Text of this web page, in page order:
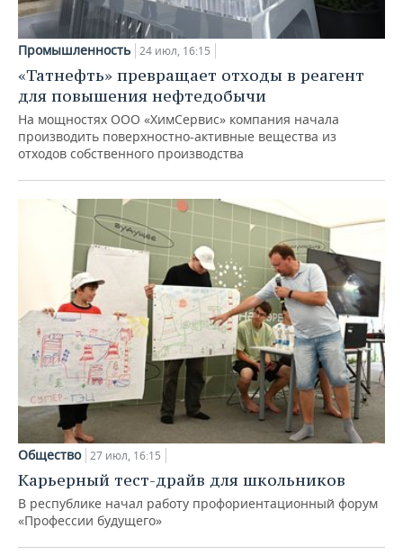
Промышленность 24 июл, 16:15
«Татнефть» превращает отходы в реагент
для повышения нефтедобычи
На мощностях ООО «ХимСервис» компания начала
производить поверхностно-активные вещества из
отходов собственного производства
Общество 27 июл, 16:15
Карьерный тест-драйв для школьников
В республике начал работу профориентационный форум
«Профессии будущего»